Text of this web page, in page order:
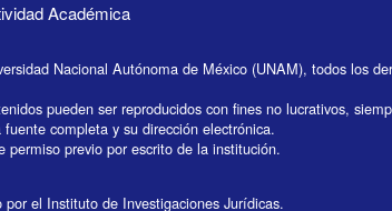
Académica
Nacional Autónoma de México (UNAM), todos los
pueden ser reproducidos con fines no lucrativos,
completa y su dirección electrónica.
permiso previo por escrito de la institución.
el Instituto de Investigaciones Jurídicas.